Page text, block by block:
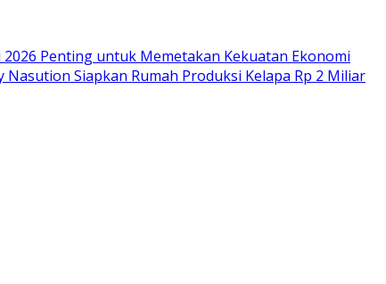
2026 Penting untuk Memetakan Kekuatan Ekonomi
Nasution Siapkan Rumah Produksi Kelapa Rp 2 Miliar